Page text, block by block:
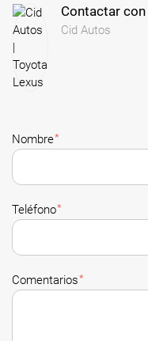
Contactar con
Cid Autos
Nombre*
Teléfono*
Comentarios*